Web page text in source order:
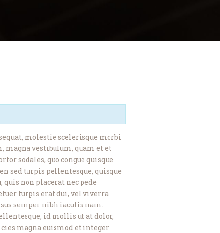
molestie scelerisque morbi
magna vestibulum, quam et et
sodales, quo congue quisque
sed turpis pellentesque, quisque
non placerat nec pede
turpis erat dui, vel viverra
semper nibh iaculis nam.
id mollis ut at dolor,
magna euismod et integer